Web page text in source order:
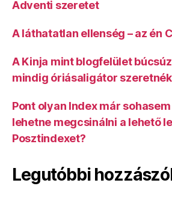
Adventi szeretet
A láthatatlan ellenség – az én
A Kinja mint blogfelület
mindig óriásaligátor
Pont olyan Index már
lehetne megcsinálni a lehető
Posztindexet?
Legutóbbi